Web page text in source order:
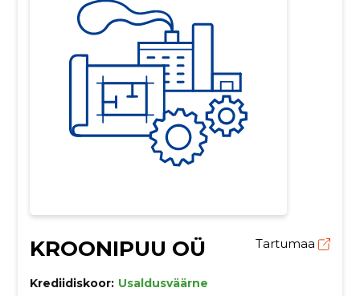
KROONIPUU OÜ Tartumaa
Krediidiskoor: Usaldusväärne